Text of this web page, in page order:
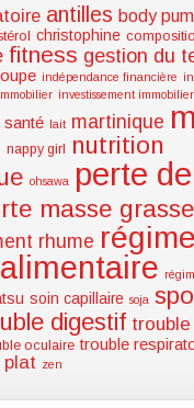
antilles body
christophine
fitness gestion du
indépendance financière
investissement immobilier
santé lait martinique
nappy girl
nutrition
ohsawa
perte de
masse grasse
rhume régime
soin capillaire soja
digestif trouble
oculaire trouble
plat zen